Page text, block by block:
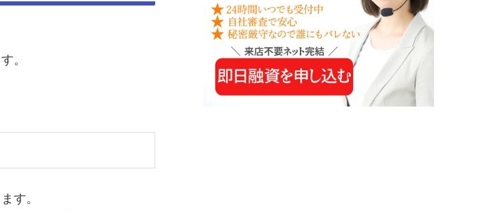
。
す。